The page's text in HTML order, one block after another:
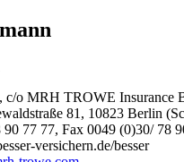
c/o MRH TROWE Insurance
81, 10823 Berlin
77 77, Fax 0049 (0)30/ 78
versichern.de/besser